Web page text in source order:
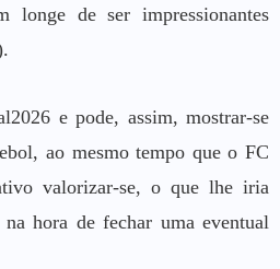
longe de ser impressionantes
e pode, assim, mostrar-se
ao mesmo tempo que o FC
valorizar-se, o que lhe iria
hora de fechar uma eventual